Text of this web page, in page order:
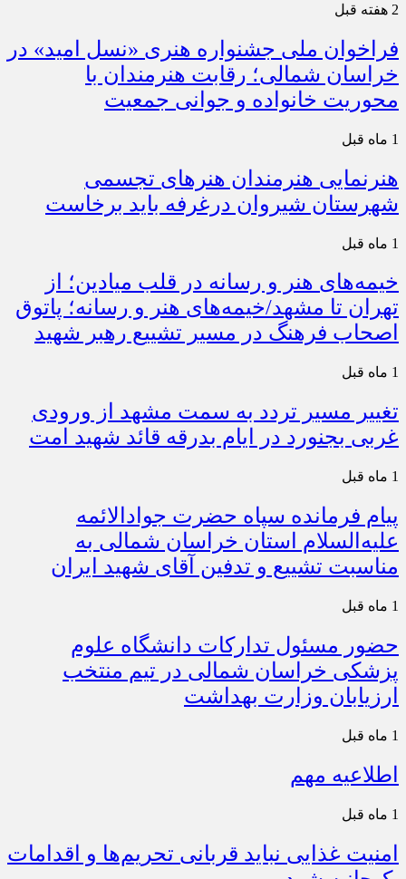
2 هفته قبل
فراخوان ملی جشنواره هنری «نسل امید» در
خراسان شمالی؛ رقابت هنرمندان با
محوریت خانواده و جوانی جمعیت
1 ماه قبل
هنرنمایی هنرمندان هنرهای تجسمی
شهرستان شیروان درغرفه باید برخاست
1 ماه قبل
خیمه‌های هنر و رسانه در قلب میادین؛ از
تهران تا مشهد/خیمه‌های هنر و رسانه؛ پاتوق
اصحاب فرهنگ در مسیر تشییع رهبر شهید
1 ماه قبل
تغییر مسیر تردد به سمت مشهد از ورودی
غربی بجنورد در ایام بدرقه قائد شهید امت
1 ماه قبل
پیام فرمانده سپاه حضرت جوادالائمه
علیه‌السلام استان خراسان شمالی به
مناسبت تشییع و تدفین آقای شهید ایران
1 ماه قبل
حضور مسئول تدارکات دانشگاه علوم
پزشکی خراسان شمالی در تیم منتخب
ارزیابان وزارت بهداشت
1 ماه قبل
اطلاعیه مهم
1 ماه قبل
امنیت غذایی نباید قربانی تحریم‌ها و اقدامات